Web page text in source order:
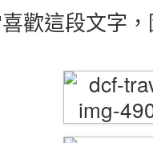
歡這段文字